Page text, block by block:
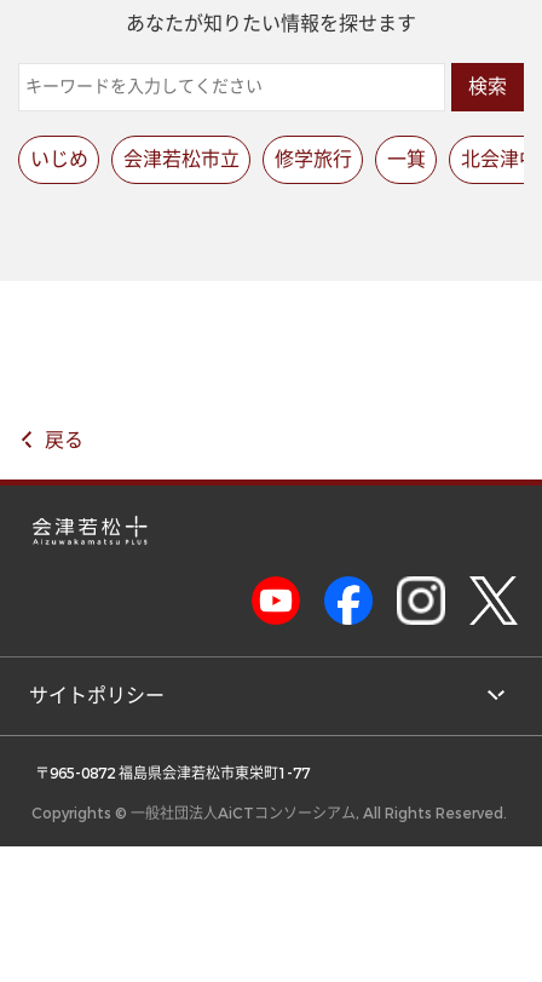
あなたが知りたい情報を探せます
検索
いじめ 会津若松市立 修学旅行 一箕 北会津中
戻る
サイトポリシー
〒965-0872 福島県会津若松市東栄町1-77
Copyrights © 一般社団法人AiCTコンソーシアム, All Rights Reserved.